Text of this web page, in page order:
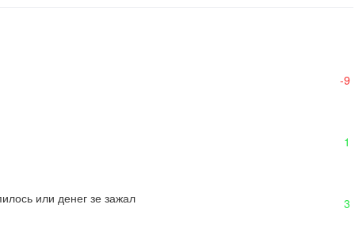
-9
1
или денег зе зажал 3